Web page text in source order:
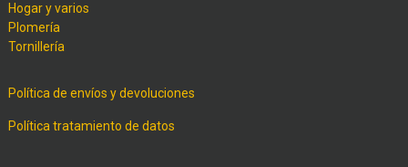
Hogar y varios
Plomería
Tornillería
Política de envíos y devoluciones
Política tratamiento de datos